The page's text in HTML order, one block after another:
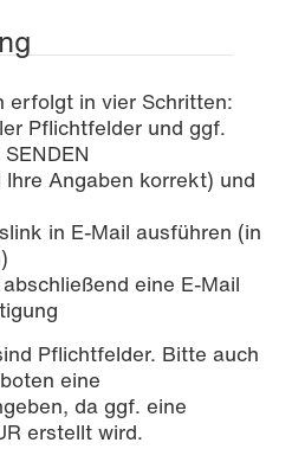
erfolgt in vier Schritten:
Pflichtfelder und ggf.
Angaben korrekt) und
in E-Mail ausführen (in
eine E-Mail
Pflichtfelder. Bitte auch
eine
da ggf. eine
erstellt wird.